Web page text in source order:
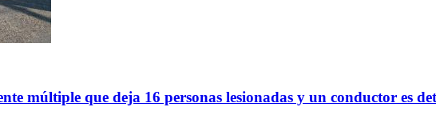
múltiple que deja 16 personas lesionadas y un conductor es